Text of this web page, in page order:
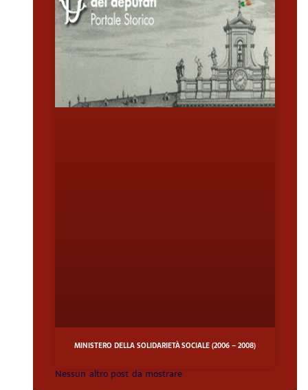
MINISTERO DELLA SOLIDARIETÀ SOCIALE (2006 – 2008)
Nessun altro post da mostrare